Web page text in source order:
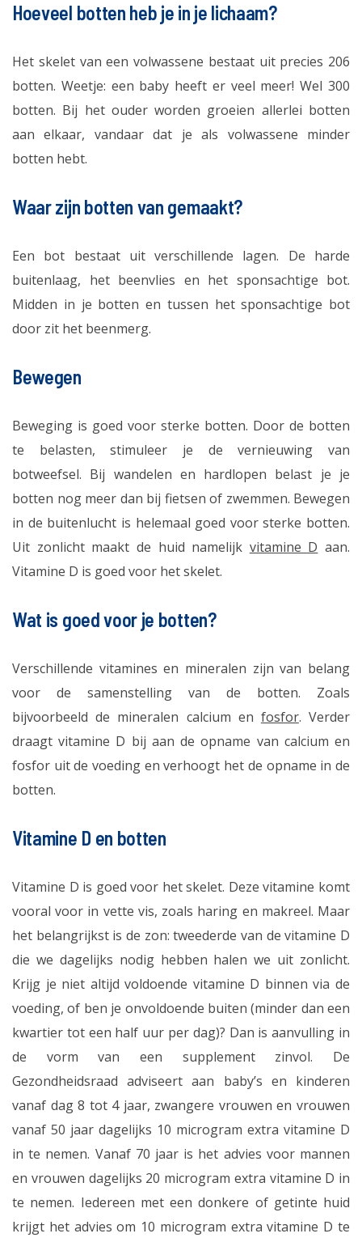
Hoeveel botten heb je in je lichaam?
Het skelet van een volwassene bestaat uit precies 206
botten. Weetje: een baby heeft er veel meer! Wel 300
botten. Bij het ouder worden groeien allerlei botten
aan elkaar, vandaar dat je als volwassene minder
botten hebt.
Waar zijn botten van gemaakt?
Een bot bestaat uit verschillende lagen. De harde
buitenlaag, het beenvlies en het sponsachtige bot.
Midden in je botten en tussen het sponsachtige bot
door zit het beenmerg.
Bewegen
Beweging is goed voor sterke botten. Door de botten
te belasten, stimuleer je de vernieuwing van
botweefsel. Bij wandelen en hardlopen belast je je
botten nog meer dan bij fietsen of zwemmen. Bewegen
in de buitenlucht is helemaal goed voor sterke botten.
Uit zonlicht maakt de huid namelijk vitamine D aan.
Vitamine D is goed voor het skelet.
Wat is goed voor je botten?
Verschillende vitamines en mineralen zijn van belang
voor de samenstelling van de botten. Zoals
bijvoorbeeld de mineralen calcium en fosfor. Verder
draagt vitamine D bij aan de opname van calcium en
fosfor uit de voeding en verhoogt het de opname in de
botten.
Vitamine D en botten
Vitamine D is goed voor het skelet. Deze vitamine komt
vooral voor in vette vis, zoals haring en makreel. Maar
het belangrijkst is de zon: tweederde van de vitamine D
die we dagelijks nodig hebben halen we uit zonlicht.
Krijg je niet altijd voldoende vitamine D binnen via de
voeding, of ben je onvoldoende buiten (minder dan een
kwartier tot een half uur per dag)? Dan is aanvulling in
de vorm van een supplement zinvol. De
Gezondheidsraad adviseert aan baby’s en kinderen
vanaf dag 8 tot 4 jaar, zwangere vrouwen en vrouwen
vanaf 50 jaar dagelijks 10 microgram extra vitamine D
in te nemen. Vanaf 70 jaar is het advies voor mannen
en vrouwen dagelijks 20 microgram extra vitamine D in
te nemen. Iedereen met een donkere of getinte huid
krijgt het advies om 10 microgram extra vitamine D te